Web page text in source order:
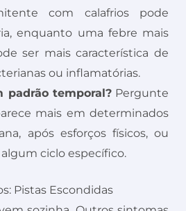
com calafrios pode
enquanto uma febre mais
ser mais característica de
ou inflamatórias.
padrão temporal?Pergunte
mais em determinados
após esforços físicos, ou
ciclo específico.
Pistas Escondidas